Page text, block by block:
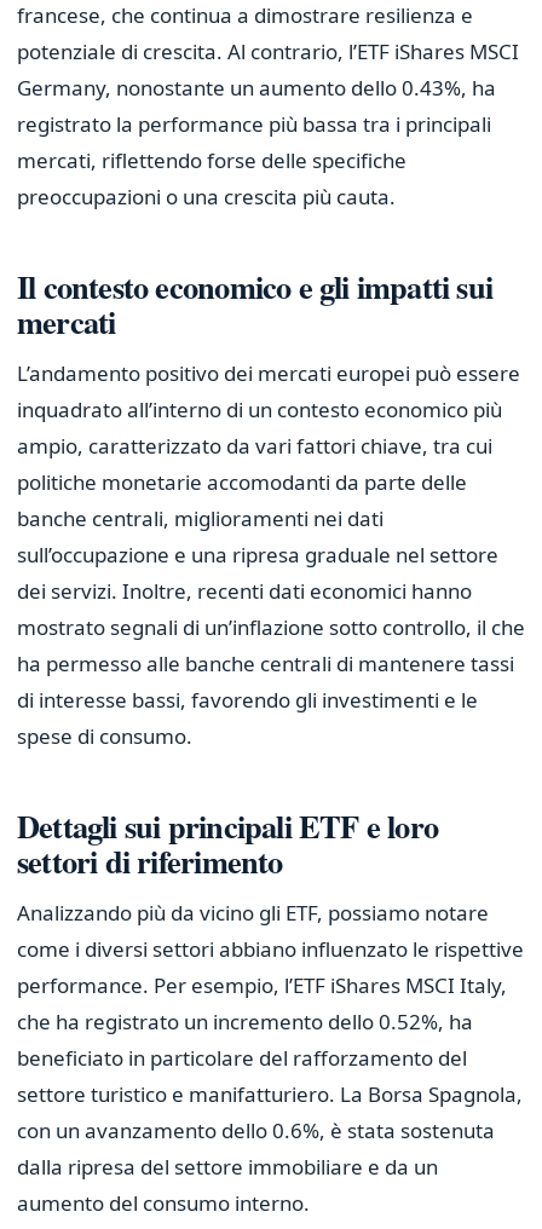
francese, che continua a dimostrare resilienza e
potenziale di crescita. Al contrario, l’ETF iShares MSCI
Germany, nonostante un aumento dello 0.43%, ha
registrato la performance più bassa tra i principali
mercati, riflettendo forse delle specifiche
preoccupazioni o una crescita più cauta.
Il contesto economico e gli impatti sui
mercati
L’andamento positivo dei mercati europei può essere
inquadrato all’interno di un contesto economico più
ampio, caratterizzato da vari fattori chiave, tra cui
politiche monetarie accomodanti da parte delle
banche centrali, miglioramenti nei dati
sull’occupazione e una ripresa graduale nel settore
dei servizi. Inoltre, recenti dati economici hanno
mostrato segnali di un’inflazione sotto controllo, il che
ha permesso alle banche centrali di mantenere tassi
di interesse bassi, favorendo gli investimenti e le
spese di consumo.
Dettagli sui principali ETF e loro
settori di riferimento
Analizzando più da vicino gli ETF, possiamo notare
come i diversi settori abbiano influenzato le rispettive
performance. Per esempio, l’ETF iShares MSCI Italy,
che ha registrato un incremento dello 0.52%, ha
beneficiato in particolare del rafforzamento del
settore turistico e manifatturiero. La Borsa Spagnola,
con un avanzamento dello 0.6%, è stata sostenuta
dalla ripresa del settore immobiliare e da un
aumento del consumo interno.